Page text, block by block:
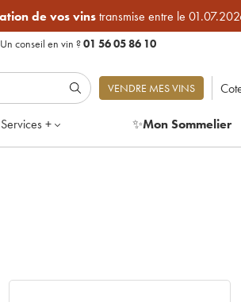
de vos vinstransmise entre le
Un conseil en vin ?01 56 05 86 10
VENDRE MES VINS
Services + ✨Mon Sommelier